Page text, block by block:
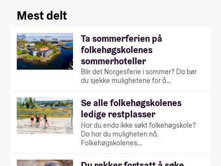
Mest delt
Ta sommerferien på
folkehøgskolenes
sommerhoteller
Blir det Norgesferie i sommer? Da bør
du sjekke mulighetene for å…
Se alle folkehøgskolenes
ledige restplasser
Har du enda ikke søkt folkehøgskole?
Da har du muligheten nå.
Folkehøgskolenes…